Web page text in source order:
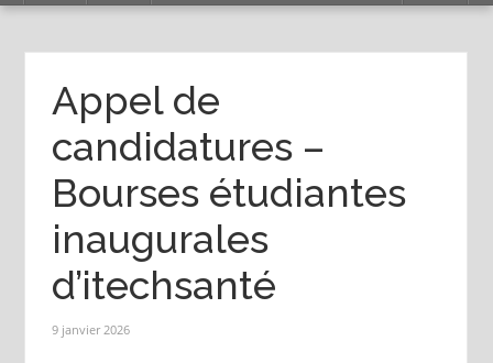
Appel de
candidatures –
Bourses étudiantes
inaugurales
d’itechsanté
9 janvier 2026